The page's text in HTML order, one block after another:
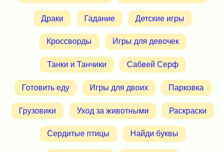
Драки Гадание Детские игры
Кроссворды Игры для девочек
Танки и Танчики Сабвей Серф
Готовить еду Игры для двоих Парковка
Грузовики Уход за животными Раскраски
Сердитые птицы Найди буквы